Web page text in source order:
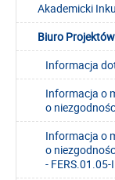
Akademicki
Biuro
Informacja
Informacja o
o
Informacja o
o
-